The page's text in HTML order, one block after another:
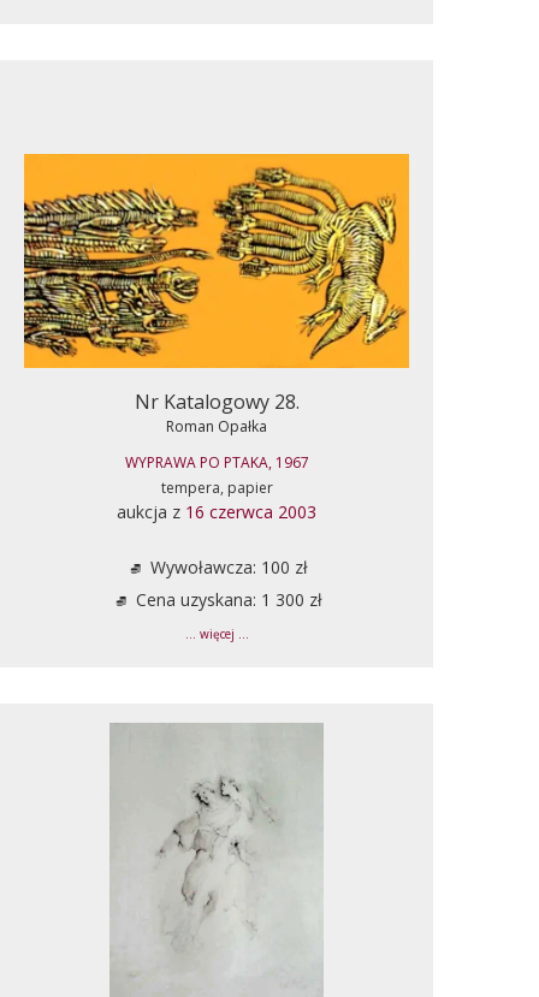
Nr Katalogowy 28.
Roman Opałka
WYPRAWA PO PTAKA, 1967
tempera, papier
aukcja z 16 czerwca 2003
Wywoławcza: 100 zł
Cena uzyskana: 1 300 zł
... więcej ...